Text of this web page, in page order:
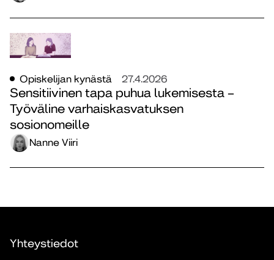
Opiskelijan kynästä 27.4.2026
Sensitiivinen tapa puhua lukemisesta –
Työväline varhaiskasvatuksen
sosionomeille
Nanne Viiri
Yhteystiedot